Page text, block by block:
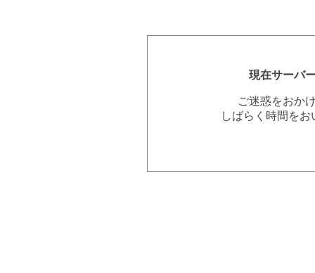
現在サーバ
ご迷惑をおか
しばらく時間を